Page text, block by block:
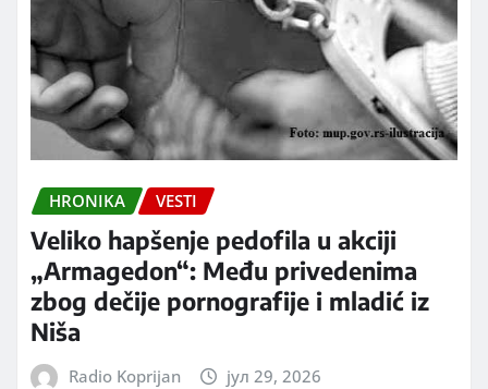
HRONIKA VESTI
Veliko hapšenje pedofila u akciji
„Armagedon“: Među privedenima
zbog dečije pornografije i mladić iz
Niša
Radio Koprijan јул 29, 2026